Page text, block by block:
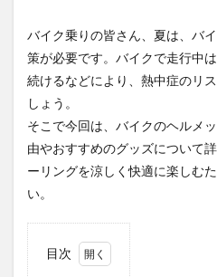
バイク乗りの皆さん、夏は、バ
策が必要です。バイクで走行中
続けるなどにより、熱中症のリ
しょう。
そこで今回は、バイクのヘルメ
由やおすすめのグッズについて
ーリングを涼しく快適に楽しむ
い。
目次